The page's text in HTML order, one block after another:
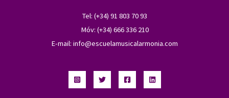
Tel: (+34) 91 803 70 93
Móv: (+34) 666 336 210
E-mail: info@escuelamusicalarmonia.com